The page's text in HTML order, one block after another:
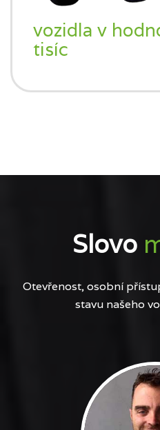
vozidla v
tisíc
Slovo
Otevřenost, osobní
stavu našeho